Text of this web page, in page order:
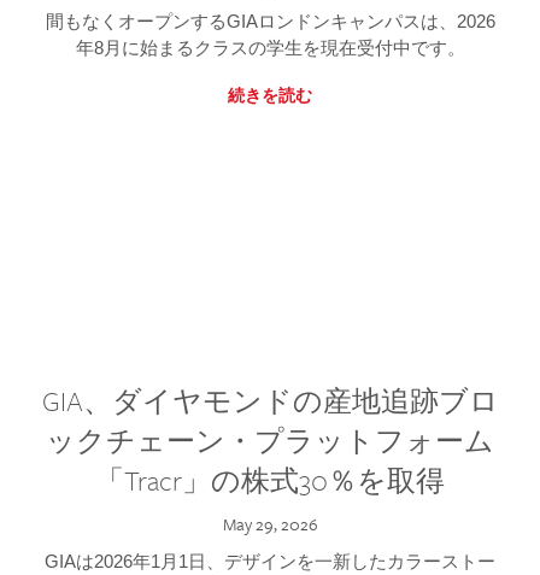
間もなくオープンするGIAロンドンキャンパスは、2026
年8月に始まるクラスの学生を現在受付中です。
続きを読む
GIA、ダイヤモンドの産地追跡ブロ
ックチェーン・プラットフォーム
「Tracr」の株式30％を取得
May 29, 2026
GIAは2026年1月1日、デザインを一新したカラーストー